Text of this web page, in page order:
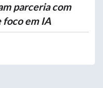
parceria com
foco em IA